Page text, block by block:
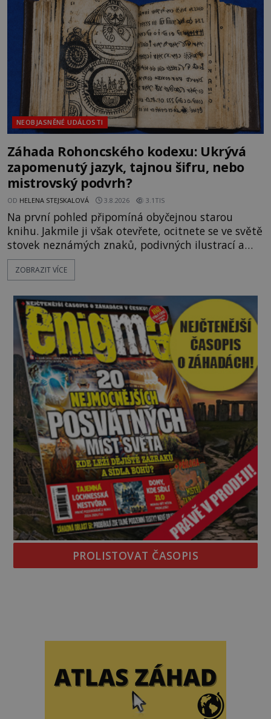
na legendě něco pravdy, nebo jde jen o fascinující
souhru okolností? Když antropolog Michail
Gerasimov (1907-1970) a
NEOBJASNĚNÉ UDÁLOSTI
Záhada Rohoncského kodexu: Ukrývá
zapomenutý jazyk, tajnou šifru, nebo
mistrovský podvrh?
OD HELENA STEJSKALOVÁ 3.8.2026 3.1TIS
Na první pohled připomíná obyčejnou starou
knihu. Jakmile ji však otevřete, ocitnete se ve světě
stovek neznámých znaků, podivných ilustrací a
textu, který už téměř dvě století vzdoruje všem
pokusům o rozluštění. Rohoncský kodex patří mezi
jistotou neví, kdo jej napsal, kdy vznikl ani co
vlastně vypráví. Rohoncský kodex se poprvé
objevuje v roce
ZOBRAZIT VÍCE
PROLISTOVAT ČASOPIS